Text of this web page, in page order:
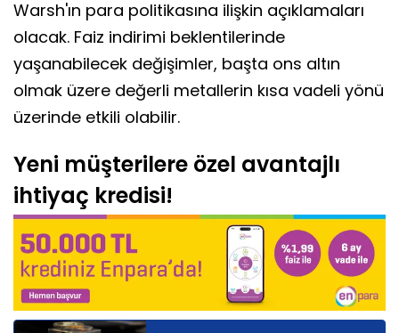
Warsh'ın para politikasına ilişkin açıklamaları
olacak. Faiz indirimi beklentilerinde
yaşanabilecek değişimler, başta ons altın
olmak üzere değerli metallerin kısa vadeli yönü
üzerinde etkili olabilir.
Yeni müşterilere özel avantajlı
ihtiyaç kredisi!